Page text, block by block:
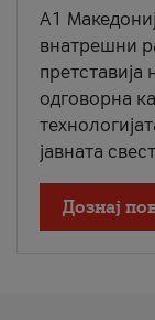
A1
внатрешни
одговорна
јавната
Дознај